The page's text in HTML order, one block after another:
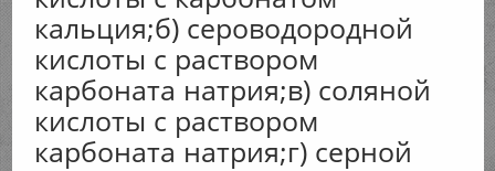
кальция;б) сероводородной
кислоты с раствором
карбоната натрия;в) соляной
кислоты с раствором
карбоната натрия;г) серной